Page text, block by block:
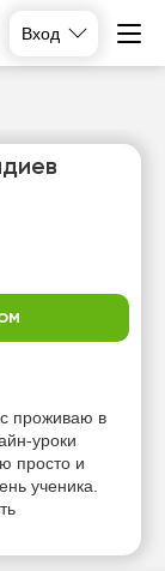
Вход
проживаю в
уроки
просто и
ученика.
Нет
свободных
часов